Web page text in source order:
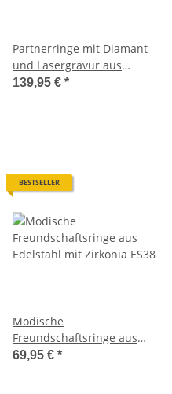
Partnerringe mit Diamant
und Lasergravur aus
Edelstahl ELB24
139,95 € *
BESTSELLER
Modische
Freundschaftsringe aus
Edelstahl mit Zirkonia ES38
69,95 € *